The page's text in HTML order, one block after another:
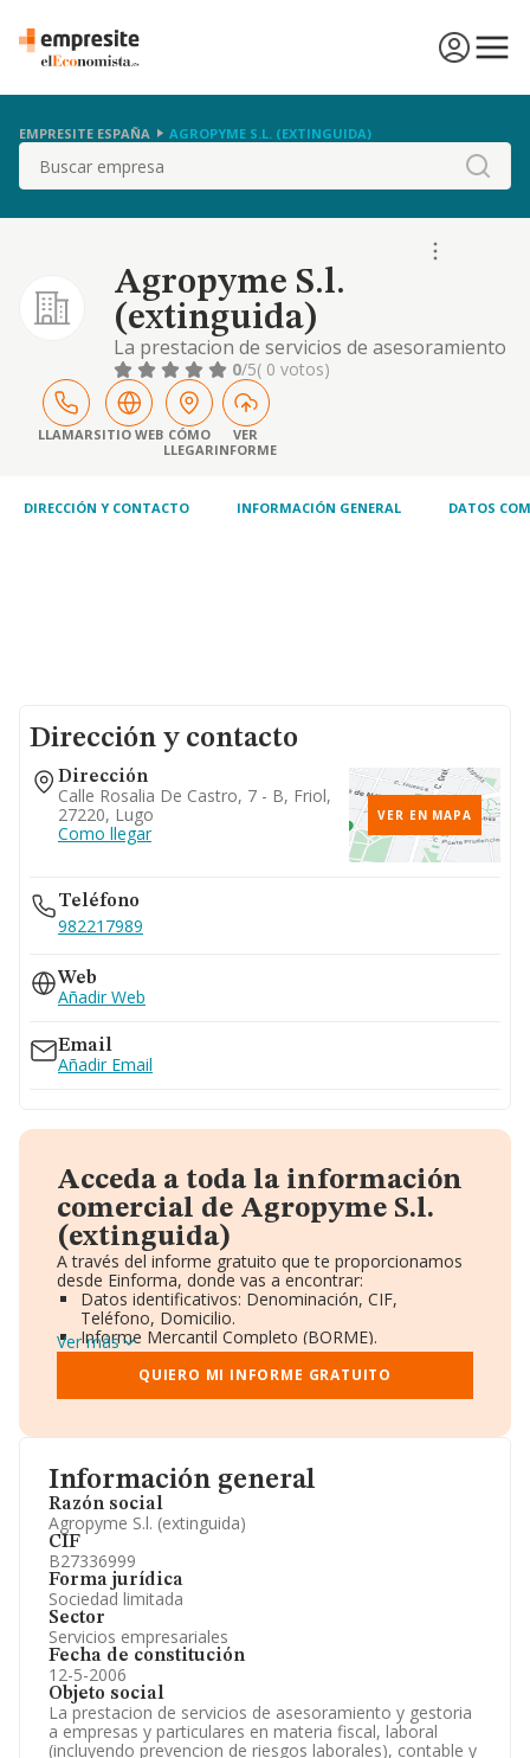
EMPRESITE ESPAÑA AGROPYME S.L. (EXTINGUIDA)
Buscar
Agropyme S.l.
(extinguida)
La prestacion de servicios de asesoramiento
y gestoria a empresas y particulares en
materia fiscal, laboral (incluyendo
prevencion de riesgos laborales), contable y
tributaria; la prestacion de servicios en
materia de in
0/5( 0 votos)
LLAMARSITIO WEB CÓMO
LLEGAR
VER
INFORME
DIRECCIÓN Y CONTACTO INFORMACIÓN GENERAL DATOS
Información general
Razón social
Agropyme S.l. (extinguida)
CIF
B27336999
Forma jurídica
Sociedad limitada
Sector
Servicios empresariales
Fecha de constitución
12-5-2006
Objeto social
La prestacion de servicios de asesoramiento y gestoria
a empresas y particulares en materia fiscal, laboral
(incluyendo prevencion de riesgos laborales), contable y
Dirección y contacto
Dirección
Calle Rosalia De Castro, 7 - B, Friol,
27220, Lugo
Como llegar
VER EN MAPA
Teléfono
982217989
Web
Añadir Web
Email
Añadir Email
Acceda a toda la información
comercial de Agropyme S.l.
(extinguida)
A través del informe gratuito que te proporcionamos
desde Einforma, donde vas a encontrar:
Datos identificativos: Denominación, CIF,
Teléfono, Domicilio.
Informe Mercantil Completo (BORME).
Gráficos de Evolución Ventas y Empleados.
Consejo de Administración y Administradores.
Directivos y Ejecutivos.
Información oficial y registral complementaria.
Ver más
QUIERO MI INFORME GRATUITO